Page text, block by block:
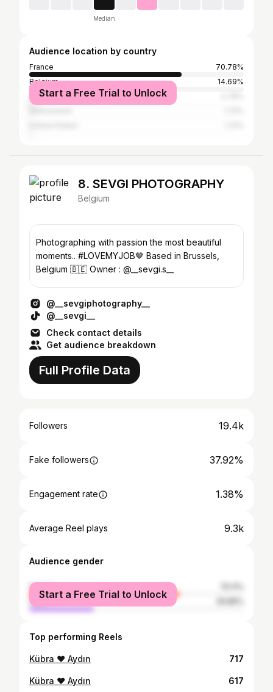
Median
Audience location by country
France
70.78%
Belgium
14.69%
Canada
Start a Free Trial to Unlock
8. SEVGI PHOTOGRAPHY
Belgium
Photographing with passion the most beautiful
moments.. #LOVEMYJOB🤎 Based in Brussels,
Belgium 🇧🇪 Owner : @__sevgi.s__
@__sevgiphotography__
@__sevgi__
Check contact details
Get audience breakdown
Full Profile Data
Followers 19.4k
Fake followers 37.92%
Engagement rate 1.38%
Average Reel plays 9.3k
Audience gender
female
male
Start a Free Trial to Unlock
Top performing Reels
Kübra ❤️ Aydın 717
Kübra ❤️ Aydın 617